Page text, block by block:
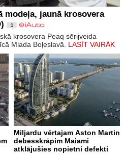
modeļa, jaunā krosovera
1
krosovera Peaq sērijveida
Mlada Boļeslavā. LASĪT VAIRĀK
Miljardu vērtajam Aston Martin
debesskrāpim Maiami
atklājušies nopietni defekti